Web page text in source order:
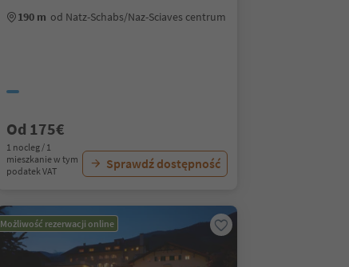
190 m od Natz-Schabs/Naz-Sciaves centrum
Od 175€
1 nocleg / 1
mieszkanie w tym
podatek VAT
Sprawdź dostępność
Możliwość rezerwacji online